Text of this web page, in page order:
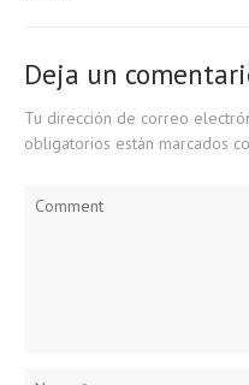
Deja un
Tu dirección de correo
obligatorios están marcados